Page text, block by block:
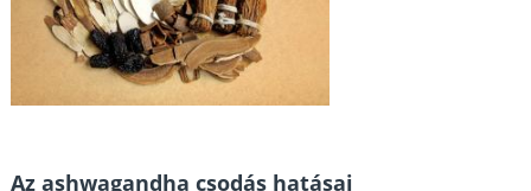
Az ashwagandha csodás hatásai